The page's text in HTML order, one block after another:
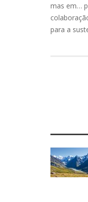
mas em…
para a